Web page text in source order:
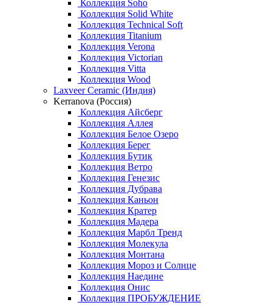
Коллекция Soho
Коллекция Solid White
Коллекция Technical Soft
Коллекция Titanium
Коллекция Verona
Коллекция Victorian
Коллекция Vitta
Коллекция Wood
Laxveer Ceramic (Индия)
Kerranova (Россия)
Коллекция Айсберг
Коллекция Аллея
Коллекция Белое Озеро
Коллекция Берег
Коллекция Бутик
Коллекция Ветро
Коллекция Генезис
Коллекция Дубрава
Коллекция Каньон
Коллекция Кратер
Коллекция Мадера
Коллекция Марбл Тренд
Коллекция Молекула
Коллекция Монтана
Коллекция Мороз и Солнце
Коллекция Наедине
Коллекция Онис
Коллекция ПРОБУЖДЕНИЕ